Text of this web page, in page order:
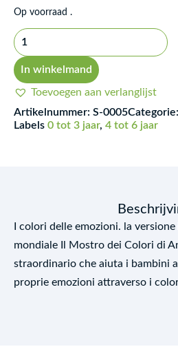
Op voorraad .
I
colori
delle
emozioni
aantal
In winkelmand
Toevoegen aan verlanglijst
Artikelnummer: S-0005Categorie:
Labels 0 tot 3 jaar, 4 tot 6 jaar
I colori delle emozioni. la
mondiale Il Mostro dei Colori di
straordinario che aiuta i bambini
proprie emozioni attraverso i